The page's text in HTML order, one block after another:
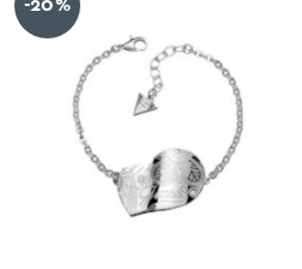
-20%